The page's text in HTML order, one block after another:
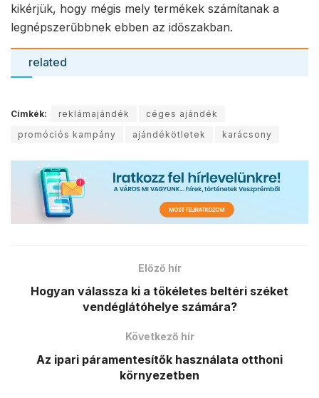
kikérjük, hogy mégis mely termékek számítanak a
legnépszerűbbnek ebben az időszakban.
related
Címkék: reklámajándék
céges ajándék
promóciós kampány
ajándékötletek karácsony
Előző hír
Hogyan válassza ki a tökéletes beltéri széket
vendéglátóhelye számára?
Következő hír
Az ipari páramentesítők használata otthoni
környezetben